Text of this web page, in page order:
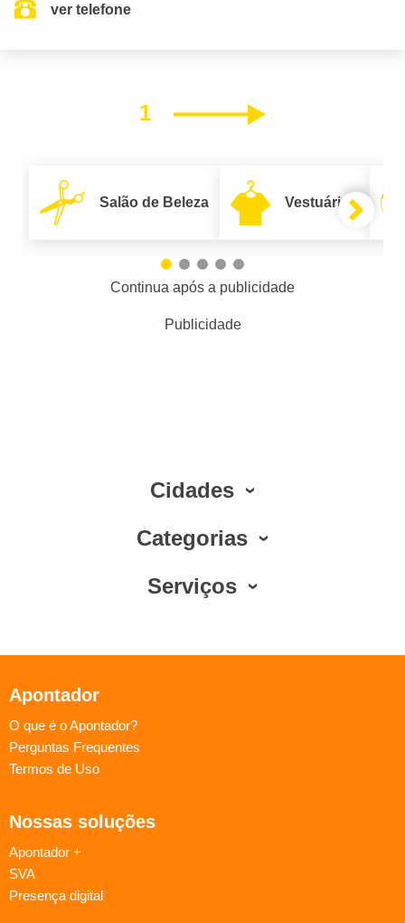
ver telefone
1 Próximo
Salão de Beleza Vestuário
Continua após a publicidade
Publicidade
Cidades
Categorias
Serviços
Apontador
O que é o Apontador?
Perguntas Frequentes
Termos de Uso
Nossas soluções
Apontador +
SVA
Presença digital